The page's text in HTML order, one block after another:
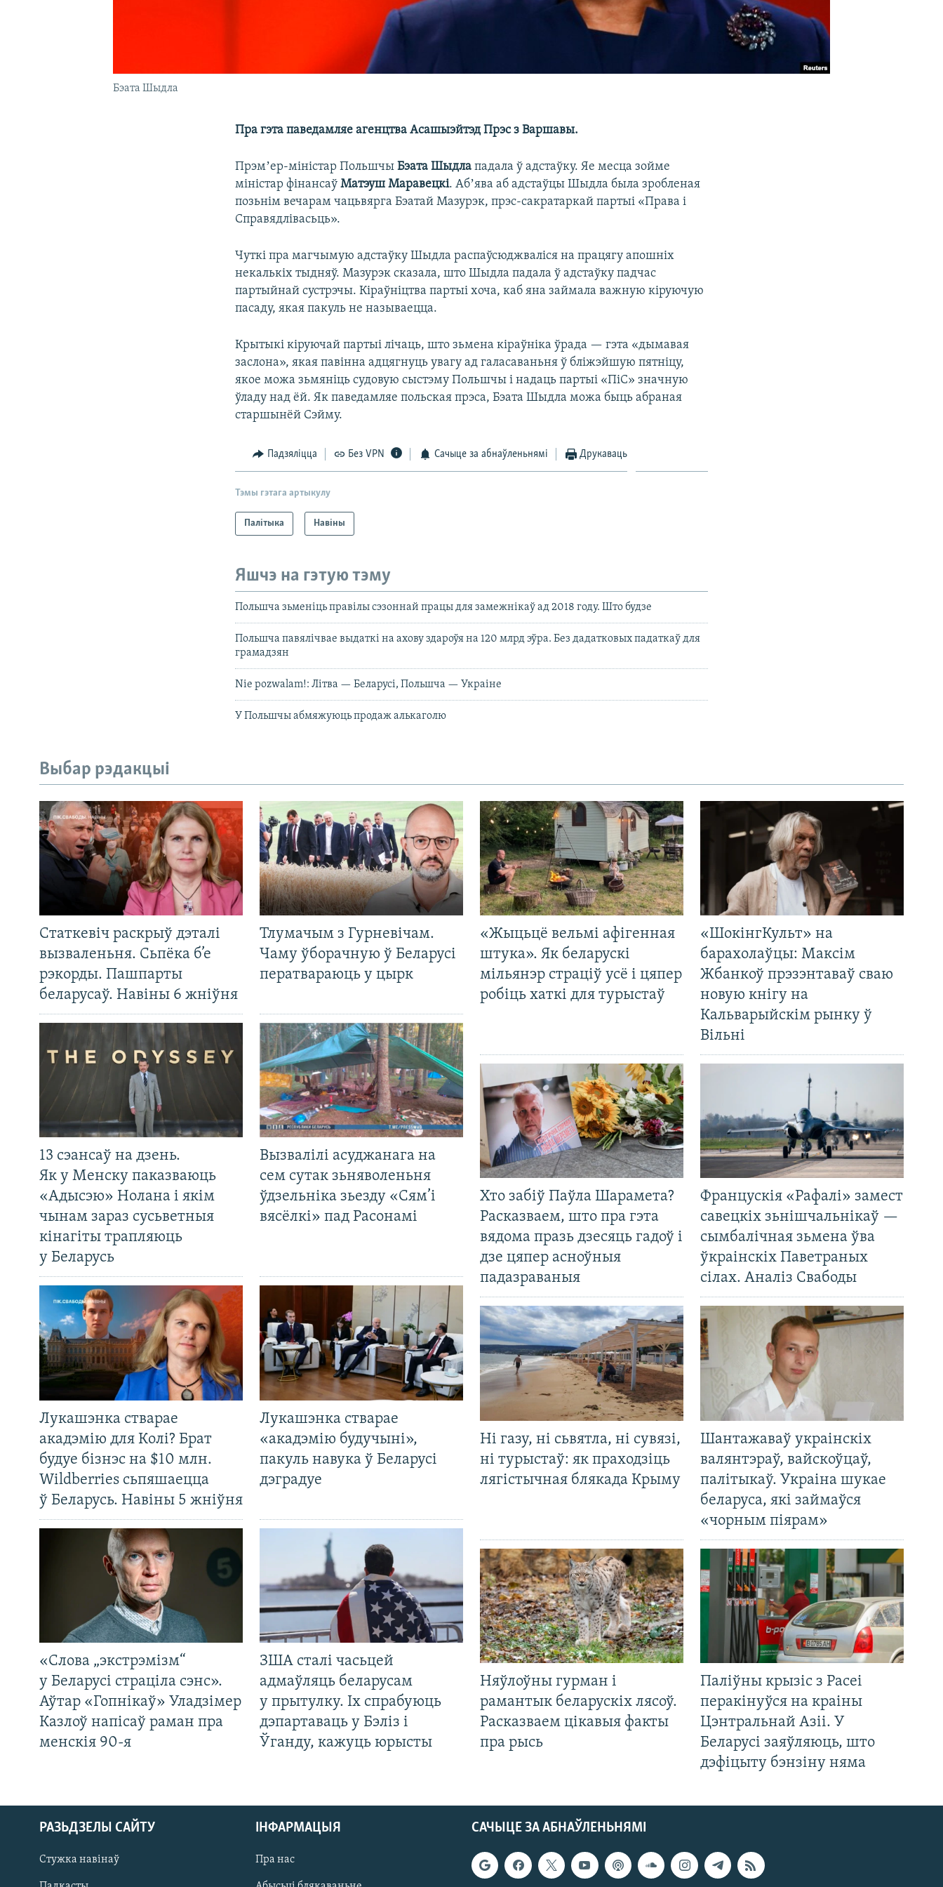
Бэата Шыдла
Пра гэта паведамляе агенцтва Асашыэйтэд Прэс з Варшавы.
Прэмʼер-міністар ПольшчыБэата Шыдла падала ў адстаўку. Яе месца зойме
міністар фінансаўМатэуш Маравецкі. Абʼява аб адстаўцы Шыдла была зробленая
позьнім вечарам чацьвярга Бэатай Мазурэк, прэс-сакратаркай партыі «Права і
Справядлівасьць».
Чуткі пра магчымую адстаўку Шыдла распаўсюджваліся на працягу апошніх
некалькіх тыдняў. Мазурэк сказала, што Шыдла падала ў адстаўку падчас
партыйнай сустрэчы. Кіраўніцтва партыі хоча, каб яна займала важную кіруючую
пасаду, якая пакуль не называецца.
Крытыкі кіруючай партыі лічаць, што зьмена кіраўніка ўрада — гэта «дымавая
заслона», якая павінна адцягнуць увагу ад галасаваньня ў бліжэйшую пятніцу,
якое можа зьмяніць судовую сыстэму Польшчы і надаць партыі «ПіС» значную
ўладу над ёй. Як паведамляе польская прэса, Бэата Шыдла можа быць абраная
старшынёй Сэйму.
Падзяліцца Без VPN Сачыце за абнаўленьнямі Друкаваць
Тэмы гэтага артыкулу
Палітыка Навіны
Яшчэ на гэтую тэму
Польшча зьменіць правілы сэзоннай працы для замежнікаў ад 2018 году. Што будзе
Польшча павялічвае выдаткі на ахову здароўя на 120 млрд эўра. Без дадатковых падаткаў для
грамадзян
Nie pozwalam!: Літва — Беларусі, Польшча — Украіне
У Польшчы абмяжуюць продаж алькаголю
Выбар рэдакцыі
Статкевіч раскрыў дэталі
вызваленьня. Сьпёка б’е
рэкорды. Пашпарты
беларусаў. Навіны 6 жніўня
Тлумачым з Гурневічам.
Чаму ўборачную ў Беларусі
ператвараюць у цырк
13 сэансаў на дзень.
Як у Менску паказваюць
«Адысэю» Нолана і якім
чынам зараз сусьветныя
кінагіты трапляюць
у Беларусь
Вызвалілі асуджанага на
сем сутак зьняволеньня
ўдзельніка зьезду «Сям’і
вясёлкі» пад Расонамі
Лукашэнка стварае
акадэмію для Колі? Брат
будуе бізнэс на $10 млн.
Wildberries сьпяшаецца
ў Беларусь. Навіны 5 жніўня
Лукашэнка стварае
«акадэмію будучыні»,
пакуль навука ў Беларусі
дэградуе
«Слова „экстрэмізм“
у Беларусі страціла сэнс».
Аўтар «Гопнікаў» Уладзімер
Казлоў напісаў раман пра
менскія 90-я
ЗША сталі часьцей
адмаўляць беларусам
у прытулку. Іх спрабуюць
дэпартаваць у Бэліз і
Ўганду, кажуць юрысты
«Жыцьцё вельмі афігенная
штука». Як беларускі
мільянэр страціў усё і цяпер
робіць хаткі для турыстаў
«ШокінгКульт» на
барахолаўцы: Максім
Жбанкоў прэзэнтаваў сваю
новую кнігу на
Кальварыйскім рынку ў
Вільні
Хто забіў Паўла Шарамета?
Расказваем, што пра гэта
вядома празь дзесяць гадоў і
дзе цяпер асноўныя
падазраваныя
Францускія «Рафалі» замест
савецкіх зьнішчальнікаў —
сымбалічная зьмена ўва
ўкраінскіх Паветраных
сілах. Аналіз Свабоды
Ні газу, ні сьвятла, ні сувязі,
ні турыстаў: як праходзіць
лягістычная блякада Крыму
Шантажаваў украінскіх
валянтэраў, вайскоўцаў,
палітыкаў. Украіна шукае
беларуса, які займаўся
«чорным піярам»
Няўлоўны гурман і
рамантык беларускіх лясоў.
Расказваем цікавыя факты
пра рысь
Паліўны крызіс з Расеі
перакінуўся на краіны
Цэнтральнай Азіі. У
Беларусі заяўляюць, што
дэфіцыту бэнзіну няма
САЧЫЦЕ ЗА АБНАЎЛЕНЬНЯМІ
РАЗЬДЗЕЛЫ САЙТУ
Стужка навінаў
ІНФАРМАЦЫЯ
Пра нас